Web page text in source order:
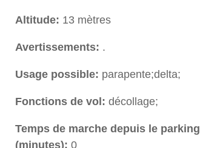
Altitude: 13 mètres
Avertissements: .
Usage possible: parapente;delta;
Fonctions de vol: décollage;
Temps de marche depuis le parking
(minutes): 0